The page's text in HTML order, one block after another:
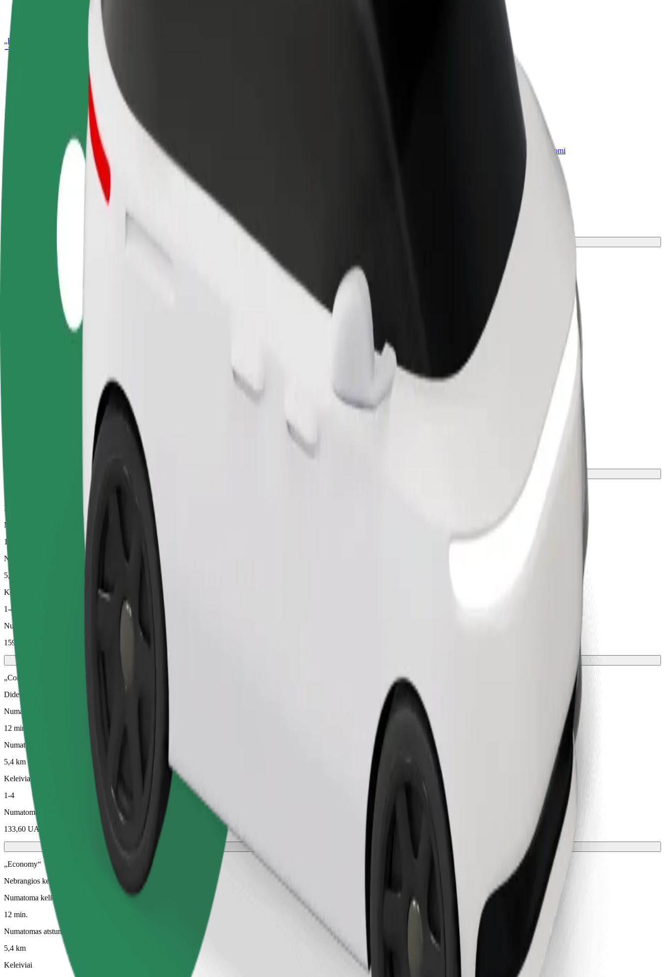
„Bolt Plus“
Tapkite vairuotoju (-
Užsidirbkite jums
patogiu metu
Tapkite kurjeriu (-e)
Pristatinėkite maistą ir gaukite
savaitinius išmokėjimus
Atskirų įmonių poreikiams pritaikomi
„Bolt“ produktai ir paslaugos
Kaip nuvykti iš Центральний автовокзал į Східний автовокзал | „Bolt“
Ieškote patogiausio būdo nukeliauti iš Центральний автовокзал į Східний автовокзал? Peržiūrėkite mūsų teikiamas paslaugas ir išsirinkite tinkamiausias jūsų kelionei.
Центральний автовокзал
Східний автовокзал
Patogumas ir komfortas pasiekiami vos keliais spustelėjimais!
Patikimos kelionės įprastais vidutinio dydžio automobiliais
Verslui
Didesni automobiliai, kuriuose daugiau erdvės kojoms ir lagaminams
Numatoma kelionės trukmė
12 min.
Numatomas atstumas
5,4 km
Keleiviai
1-4
Numatoma kaina
159,30 UAH
„Comfort“
Didesni automobiliai, kuriuose daugiau erdvės kojoms ir lagaminams
Numatoma kelionės trukmė
12 min.
Numatomas atstumas
5,4 km
Keleiviai
1-4
Numatoma kaina
133,60 UAH
„Economy“
Nebrangios kelionės standartiniais automobiliais
Numatoma kelionės trukmė
12 min.
Numatomas atstumas
5,4 km
Keleiviai